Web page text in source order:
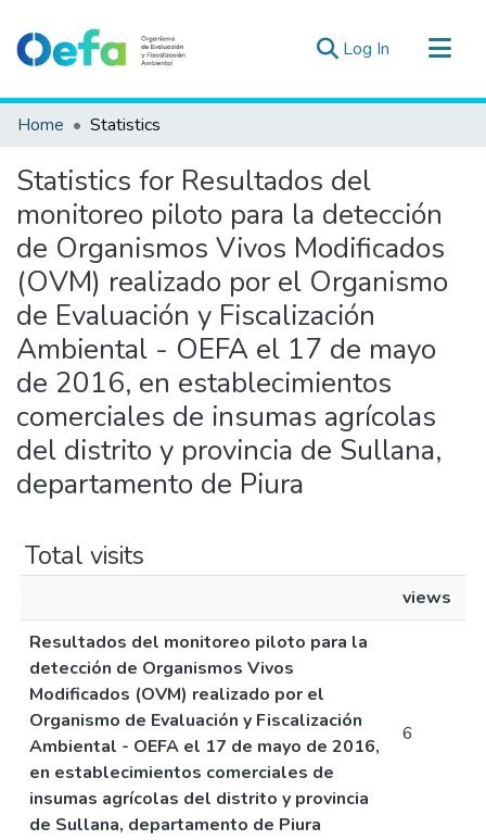
Log In (current)
Communities & Collections
Estad. Externas
Guias ▾
Home Statistics
Statistics for Resultados del
monitoreo piloto para la detección
de Organismos Vivos Modificados
(OVM) realizado por el Organismo
de Evaluación y Fiscalización
Ambiental - OEFA el 17 de mayo
de 2016, en establecimientos
comerciales de insumas agrícolas
del distrito y provincia de Sullana,
departamento de Piura
Total visits
views
Resultados del monitoreo piloto para la
detección de Organismos Vivos
Modificados (OVM) realizado por el
Organismo de Evaluación y Fiscalización
Ambiental - OEFA el 17 de mayo de 2016,
en establecimientos comerciales de
insumas agrícolas del distrito y provincia
de Sullana, departamento de Piura
6